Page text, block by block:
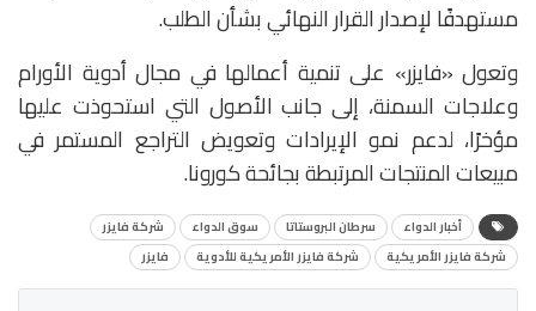
مستهدفًا لإصدار القرار النهائي بشأن الطلب.
وتعول «فايزر» على تنمية أعمالها في مجال أدوية الأورام
وعلاجات السمنة، إلى جانب الأصول التي استحوذت عليها
مؤخرًا، لدعم نمو الإيرادات وتعويض التراجع المستمر في
مبيعات المنتجات المرتبطة بجائحة كورونا.
أخبار الدواء سرطان البروستاتا سوق الدواء
شركة فايزر
شركة فايزر الأمريكية
شركة فايزر الأمريكية للأدوية فايزر